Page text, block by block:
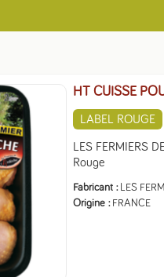
HT CUISSE
LABEL ROUGE
LES FERMIERS
Rouge
Fabricant
LES
Origine
FRANCE